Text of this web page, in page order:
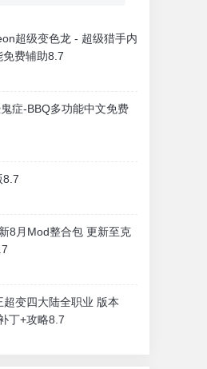
超级变色龙 - 超级猎手内
费辅助8.7
症-BBQ多功能中文免费
8.7
8月Mod整合包 更新至克
变四大陆全职业 版本
丁+攻略8.7